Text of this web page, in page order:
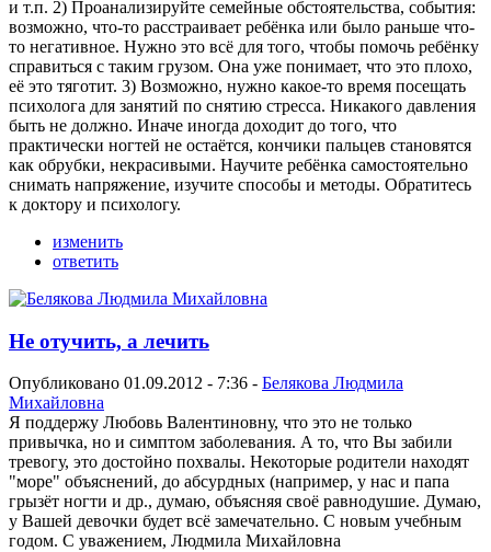
и т.п. 2) Проанализируйте семейные обстоятельства, события:
возможно, что-то расстраивает ребёнка или было раньше что-
то негативное. Нужно это всё для того, чтобы помочь ребёнку
справиться с таким грузом. Она уже понимает, что это плохо,
её это тяготит. 3) Возможно, нужно какое-то время посещать
психолога для занятий по снятию стресса. Никакого давления
быть не должно. Иначе иногда доходит до того, что
практически ногтей не остаётся, кончики пальцев становятся
как обрубки, некрасивыми. Научите ребёнка самостоятельно
снимать напряжение, изучите способы и методы. Обратитесь
к доктору и психологу.
изменить
ответить
Не отучить, а лечить
Опубликовано 01.09.2012 - 7:36 - Белякова Людмила
Михайловна
Я поддержу Любовь Валентиновну, что это не только
привычка, но и симптом заболевания. А то, что Вы забили
тревогу, это достойно похвалы. Некоторые родители находят
"море" объяснений, до абсурдных (например, у нас и папа
грызёт ногти и др., думаю, объясняя своё равнодушие. Думаю,
у Вашей девочки будет всё замечательно. С новым учебным
годом. С уважением, Людмила Михайловна